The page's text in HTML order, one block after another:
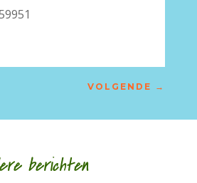
VOLGENDE →
berichten